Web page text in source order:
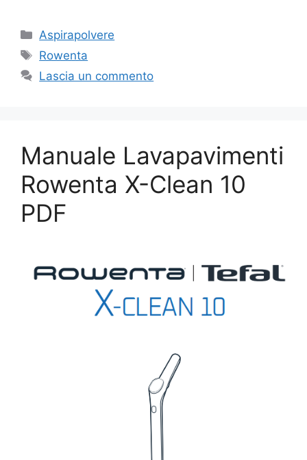
Categorie
Aspirapolvere
Tag
Rowenta
Lascia un commento
Manuale Lavapavimenti
Rowenta X-Clean 10
PDF